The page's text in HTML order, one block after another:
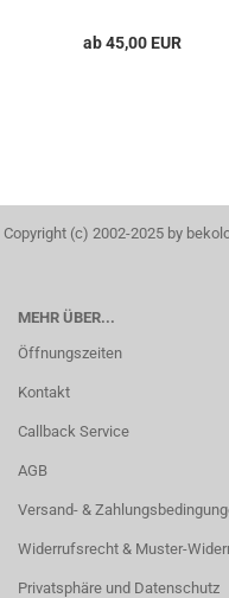
ab 45,00 EUR
Copyright (c) 2002-2025 by
MEHR ÜBER...
Öffnungszeiten
Kontakt
Callback Service
AGB
Versand- &
Widerrufsrecht & Muster-
Privatsphäre und Datenschutz